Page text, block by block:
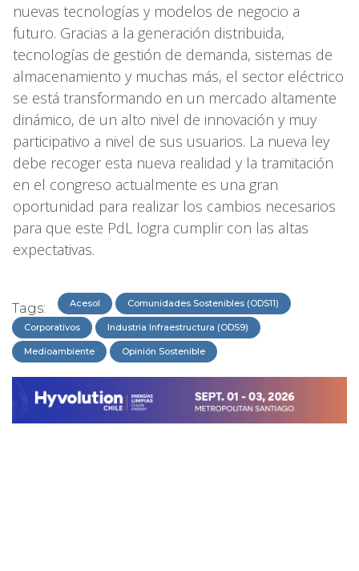
nuevas tecnologías y modelos de negocio a
futuro. Gracias a la generación distribuida,
tecnologías de gestión de demanda, sistemas de
almacenamiento y muchas más, el sector eléctrico
se está transformando en un mercado altamente
dinámico, de un alto nivel de innovación y muy
participativo a nivel de sus usuarios. La nueva ley
debe recoger esta nueva realidad y la tramitación
en el congreso actualmente es una gran
oportunidad para realizar los cambios necesarios
para que este PdL logra cumplir con las altas
expectativas.
Tags: Acesol Comunidades Sostenibles (ODS11)
Corporativos Industria Infraestructura (ODS9)
Medioambiente Opinión Sostenible